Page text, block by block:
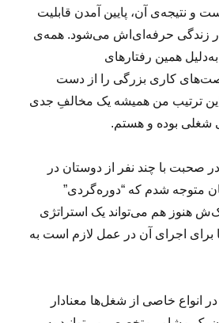
و نتیجه‌ی آن، پایین آمدن قابلیت
در زندگی حرفه‌ای‌اش می‌شود. همه‌ی
همین رفتارهای
کاری بزرگی را از دست
این ترتیب من همیشه یک مخالفِ جدی
شغلی بوده و هستم.
صحبت با چند نفر از دوستان در
متوجه شدم که “دوره‌گردی”
هنوز هم می‌تواند یک استراتژی
برای اجرای آن در عمل لازم است به
انواع خاصی از شغل‌ها معنادار